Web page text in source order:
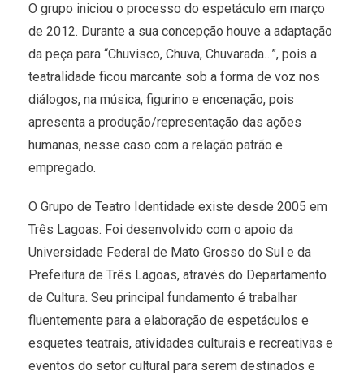
O grupo iniciou o processo do espetáculo em março
de 2012. Durante a sua concepção houve a adaptação
da peça para “Chuvisco, Chuva, Chuvarada…”, pois a
teatralidade ficou marcante sob a forma de voz nos
diálogos, na música, figurino e encenação, pois
apresenta a produção/representação das ações
humanas, nesse caso com a relação patrão e
empregado.
O Grupo de Teatro Identidade existe desde 2005 em
Três Lagoas. Foi desenvolvido com o apoio da
Universidade Federal de Mato Grosso do Sul e da
Prefeitura de Três Lagoas, através do Departamento
de Cultura. Seu principal fundamento é trabalhar
fluentemente para a elaboração de espetáculos e
esquetes teatrais, atividades culturais e recreativas e
eventos do setor cultural para serem destinados e